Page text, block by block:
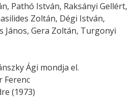
Pathó István, Raksányi Gellért,
Zoltán, Dégi István,
János, Gera Zoltán, Turgonyi
Ági mondja el.
Ferenc
(1973)